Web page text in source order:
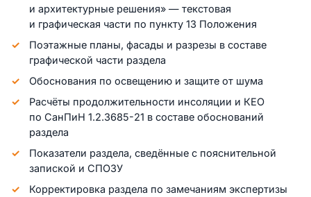
и архитектурные решения» — текстовая
и графическая части по пункту 13 Положения
Поэтажные планы, фасады и разрезы в составе
графической части раздела
Обоснования по освещению и защите от шума
Расчёты продолжительности инсоляции и КЕО
по СанПиН 1.2.3685-21 в составе обоснований
раздела
Показатели раздела, сведённые с пояснительной
запиской и СПОЗУ
Корректировка раздела по замечаниям экспертизы